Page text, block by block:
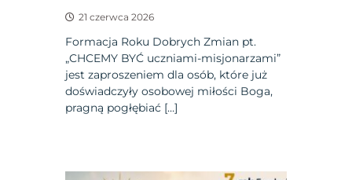
21 czerwca 2026
Formacja Roku Dobrych Zmian pt.
„CHCEMY BYĆ uczniami-misjonarzami”
jest zaproszeniem dla osób, które już
doświadczyły osobowej miłości Boga,
pragną pogłębiać […]